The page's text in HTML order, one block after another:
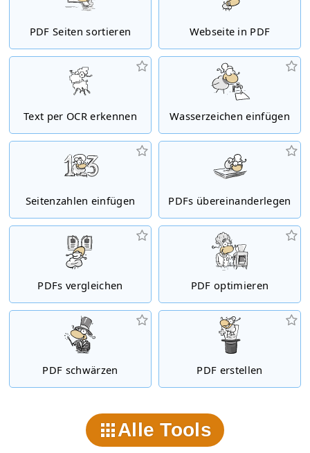
PDF Seiten sortieren Webseite in PDF
Text per OCR erkennen Wasserzeichen einfügen
Seitenzahlen einfügen PDFs übereinanderlegen
PDFs vergleichen PDF optimieren
PDF schwärzen PDF erstellen
Alle Tools